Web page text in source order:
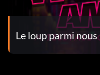
Le loup parmi nous